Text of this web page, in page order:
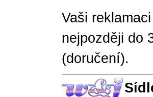
Vaši
nejpozději do
(doručení).